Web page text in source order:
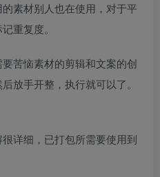
素材别人也在使用，对于平
重复度。
苦恼素材的剪辑和文案的创
放手开整，执行就可以了。
详细，已打包所需要使用到